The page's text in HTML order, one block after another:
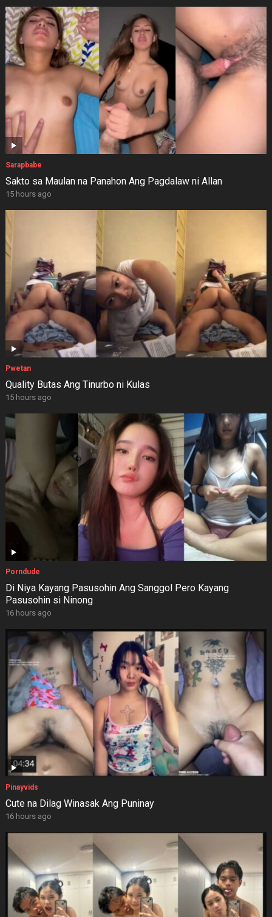
Sarapbabe
Sakto sa Maulan na Panahon Ang Pagdalaw ni Allan
15 hours ago
Pwetan
Quality Butas Ang Tinurbo ni Kulas
15 hours ago
Porndude
Di Niya Kayang Pasusohin Ang Sanggol Pero Kayang
Pasusohin si Ninong
16 hours ago
Pinayvids
Cute na Dilag Winasak Ang Puninay
16 hours ago